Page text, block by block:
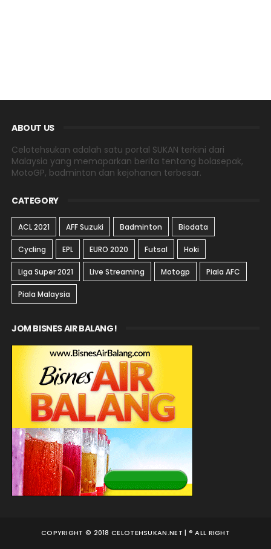
ABOUT US
Celotehsukan adalah satu portal SUKAN terkini dari
Malaysia yang memaparkan berita tentang bolasepak,
MotoGP, badminton dan kejohanan terbesar.
CATEGORY
ACL 2021 AFF Suzuki Badminton Biodata
Cycling EPL EURO 2020 Futsal Hoki
Liga Super 2021 Live Streaming Motogp Piala AFC
Piala Malaysia
JOM BISNES AIR BALANG!
COPYRIGHT © 2018 CELOTEHSUKAN.NET | ® ALL RIGHT